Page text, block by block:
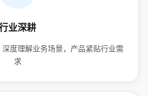
业深耕
度理解业务场景，产品紧贴行业需
求